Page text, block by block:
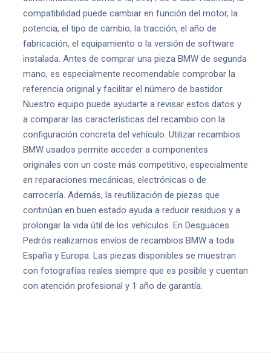
compatibilidad puede cambiar en función del motor, la
potencia, el tipo de cambio, la tracción, el año de
fabricación, el equipamiento o la versión de software
instalada. Antes de comprar una pieza BMW de segunda
mano, es especialmente recomendable comprobar la
referencia original y facilitar el número de bastidor.
Nuestro equipo puede ayudarte a revisar estos datos y
a comparar las características del recambio con la
configuración concreta del vehículo. Utilizar recambios
BMW usados permite acceder a componentes
originales con un coste más competitivo, especialmente
en reparaciones mecánicas, electrónicas o de
carrocería. Además, la reutilización de piezas que
continúan en buen estado ayuda a reducir residuos y a
prolongar la vida útil de los vehículos. En Desguaces
Pedrós realizamos envíos de recambios BMW a toda
España y Europa. Las piezas disponibles se muestran
con fotografías reales siempre que es posible y cuentan
con atención profesional y 1 año de garantía.